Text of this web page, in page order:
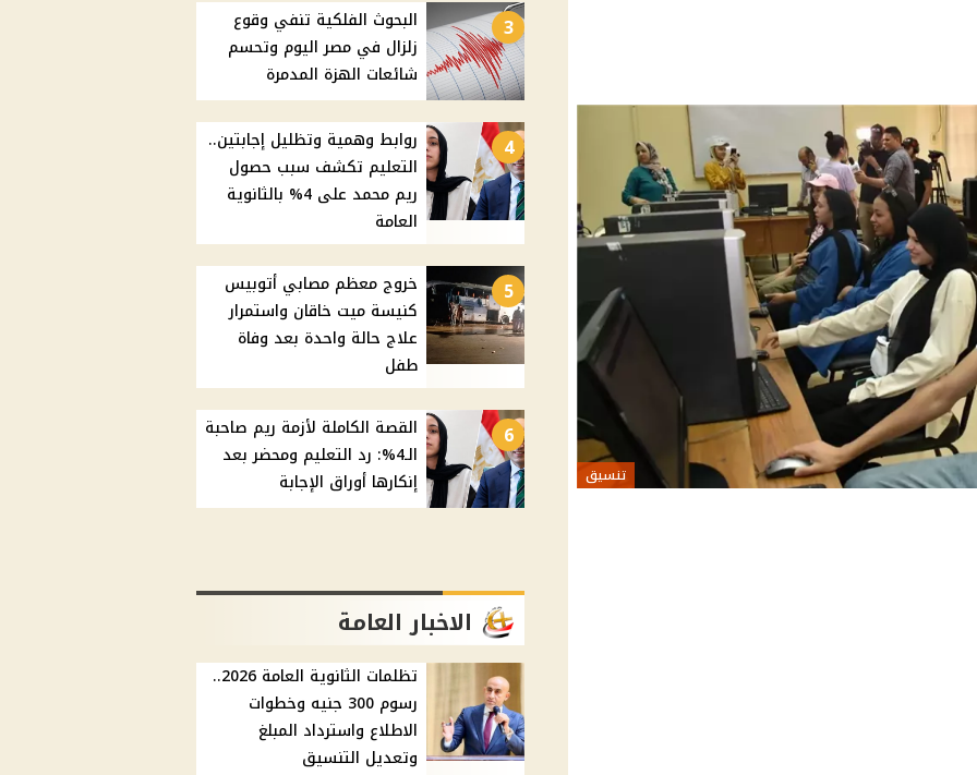
تنسيق
3
البحوث الفلكية تنفي وقوع
زلزال في مصر اليوم وتحسم
شائعات الهزة المدمرة
4
روابط وهمية وتظليل إجابتين..
التعليم تكشف سبب حصول
ريم محمد على 4% بالثانوية
العامة
5
خروج معظم مصابي أتوبيس
كنيسة ميت خاقان واستمرار
علاج حالة واحدة بعد وفاة
طفل
6
القصة الكاملة لأزمة ريم صاحبة
الـ4%: رد التعليم ومحضر بعد
إنكارها أوراق الإجابة
الاخبار العامة
تظلمات الثانوية العامة 2026..
رسوم 300 جنيه وخطوات
الاطلاع واسترداد المبلغ
وتعديل التنسيق